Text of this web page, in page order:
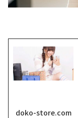
doko-store.com